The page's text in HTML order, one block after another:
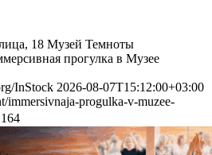
18 Музей Темноты
прогулка в Музее
InStock 2026-08-07T15:12:00+03:00
immersivnaja-progulka-v-muzee-
164